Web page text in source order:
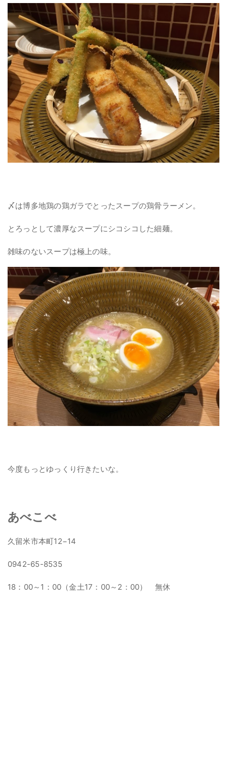
〆は博多地鶏の鶏ガラでとったスープの鶏骨ラーメン。
とろっとして濃厚なスープにシコシコした細麺。
雑味のないスープは極上の味。
今度もっとゆっくり行きたいな。
あべこべ
久留米市本町12−14
0942-65-8535
18：00～1：00（金土17：00～2：00） 無休